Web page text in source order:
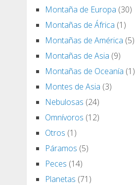
Montaña de Europa (30)
Montañas de África (1)
Montañas de América (5)
Montañas de Asia (9)
Montañas de Oceanía (1)
Montes de Asia (3)
Nebulosas (24)
Omnívoros (12)
Otros (1)
Páramos (5)
Peces (14)
Planetas (71)